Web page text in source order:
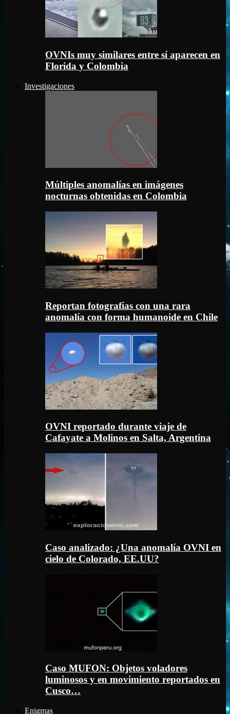
OVNIs muy similares entre sí aparecen en
Florida y Colombia
Investigaciones
Múltiples anomalías en imágenes
nocturnas obtenidas en Colombia
Reportan fotografías con una rara
anomalía con forma humanoide en Chile
OVNI reportado durante viaje de
Cafayate a Molinos en Salta, Argentina
Caso analizado: ¿Una anomalía OVNI en
cielo de Colorado, EE.UU?
Caso MUFON: Objetos voladores
luminosos y en movimiento reportados en
Cusco…
Enigmas